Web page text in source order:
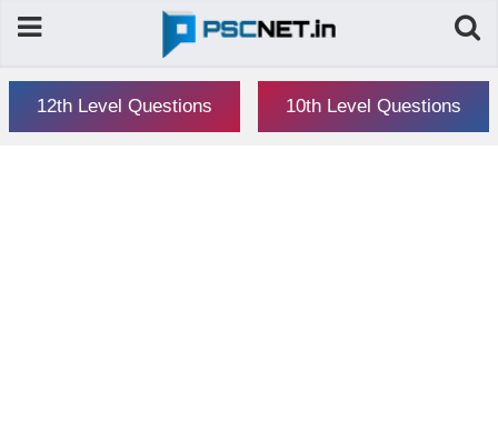
12th Level Questions 10th Level Questions